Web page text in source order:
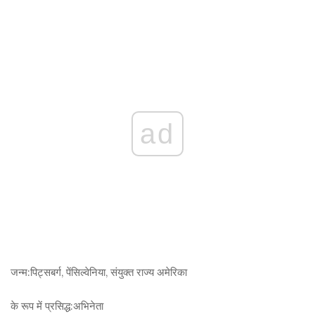
ad
जन्म:पिट्सबर्ग, पेंसिल्वेनिया, संयुक्त राज्य अमेरिका
के रूप में प्रसिद्ध:अभिनेता